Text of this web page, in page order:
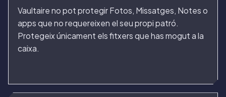
Vaultaire no pot protegir Fotos, Missatges, Notes o
apps que no requereixen el seu propi patró.
Protegeix únicament els fitxers que has mogut a la
caixa.